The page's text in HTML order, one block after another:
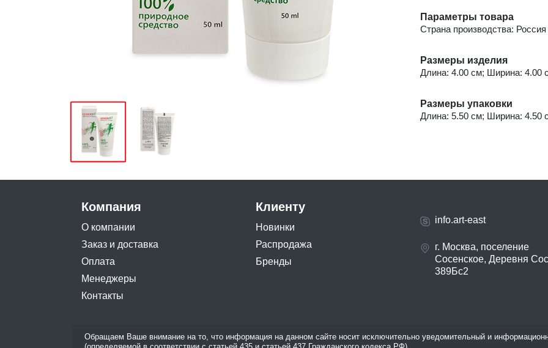
Параметры товара
Страна производства: Россия
Размеры изделия
Длина: 4.00 см; Ширина: 4.00
Размеры упаковки
Длина: 5.50 см; Ширина: 4.50
Компания
О компании
Заказ и доставка
Оплата
Менеджеры
Контакты
Клиенту
Новинки
Распродажа
Бренды
info.art-east
г. Москва, поселение
Сосенское, Деревня
389Бс2
Обращаем Ваше внимание на то, что информация на данном сайте носит исключительно уведомительный и